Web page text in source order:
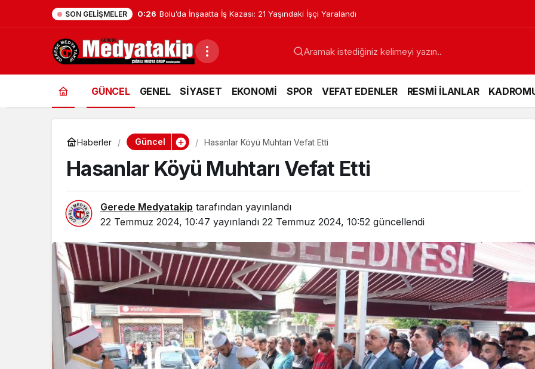
SON GELIŞMELER 0:26 Bolu’da İnşaatta İş Kazası: 21 Yaşındaki İşçi Yaralandı
GÜNCEL GENEL SİYASET EKONOMİ SPOR VEFAT EDENLER RESMİ İLANLAR
Haberler Güncel Hasanlar Köyü Muhtarı Vefat Etti
Hasanlar Köyü Muhtarı Vefat Etti
Gerede Medyatakip tarafından yayınlandı
22 Temmuz 2024, 10:47 yayınlandı 22 Temmuz 2024, 10:52 güncellendi
Gerede’de Esentepe
Girişindeki Ayı
Görüntüleri Gündem
Güncel
Bolu’da İnşaatta İş
Kazası: 21 Yaşındaki İşçi
Yaralandı
Güncel
Gerede’de Emniyet
Düğmeye Bastı